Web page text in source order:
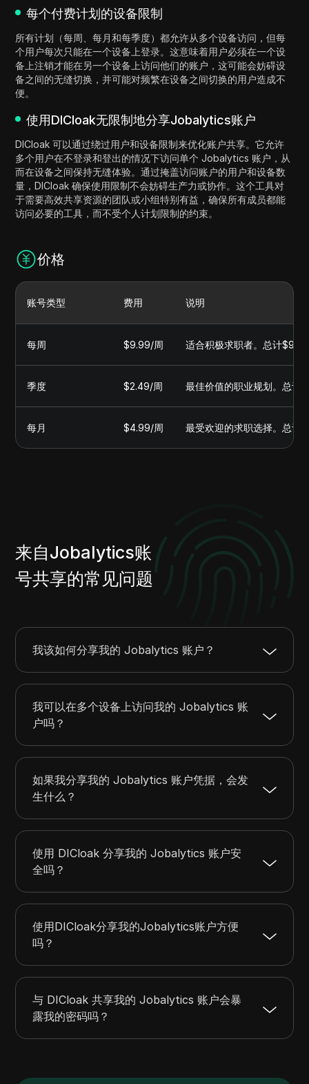
每个付费计划的设备限制
所有计划（每周、每月和每季度）都允许从多个设备访问，但每
个用户每次只能在一个设备上登录。这意味着用户必须在一个设
备上注销才能在另一个设备上访问他们的账户，这可能会妨碍设
备之间的无缝切换，并可能对频繁在设备之间切换的用户造成不
便。
使用DICloak无限制地分享Jobalytics账户
DICloak 可以通过绕过用户和设备限制来优化账户共享。它允许
多个用户在不登录和登出的情况下访问单个 Jobalytics 账户，从
而在设备之间保持无缝体验。通过掩盖访问账户的用户和设备数
量，DICloak 确保使用限制不会妨碍生产力或协作。这个工具对
于需要高效共享资源的团队或小组特别有益，确保所有成员都能
访问必要的工具，而不受个人计划限制的约束。
价格
账号类型 费用 说明
每周 $9.99/周 适合积极求职者。总计$9.99
季度 $2.49/周 最佳价值的职业规划。总计
每月 $4.99/周 最受欢迎的求职选择。总计
来自Jobalytics账
号共享的常见问题
我该如何分享我的 Jobalytics 账户？
我可以在多个设备上访问我的 Jobalytics 账
户吗？
如果我分享我的 Jobalytics 账户凭据，会发
生什么？
使用 DICloak 分享我的 Jobalytics 账户安
全吗？
使用DICloak分享我的Jobalytics账户方便
吗？
与 DICloak 共享我的 Jobalytics 账户会暴
露我的密码吗？